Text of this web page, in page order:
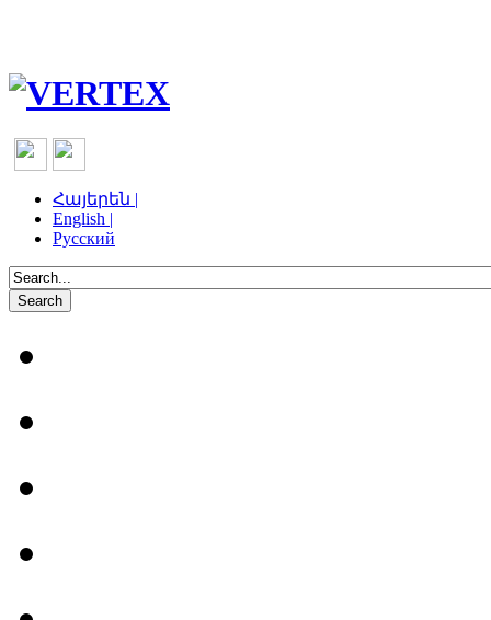
Հայերեն |
English |
Русский